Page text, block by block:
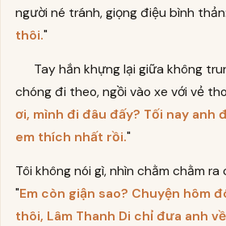
người né tránh, giọng điệu bình
thôi."
Tay hắn khựng lại giữa không
chóng đi theo, ngồi vào xe với vẻ
ơi, mình đi đâu đấy? Tối nay anh
em thích nhất rồi."
Tôi không nói gì, nhìn chằm chằm ra
"Em còn giận sao? Chuyện hôm
thôi, Lâm Thanh Di chỉ đưa anh